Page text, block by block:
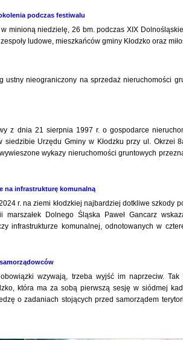
podczas festiwalu
w minioną niedzielę, 26 bm. podczas XIX
ludowe, mieszkańców gminy Kłodzko oraz
ustny nieograniczony na sprzedaż nieruchomości
z dnia 21 sierpnia 1997 r. o gospodarce
siedzibie Urzędu Gminy w Kłodzku przy ul. Okrzei
wykazy nieruchomości gruntowych
na infrastrukturę komunalną
r. na ziemi kłodzkiej najbardziej dotkliwe szkody
marszałek Dolnego Śląska Paweł Gancarz
infrastrukturze komunalnej, odnotowanych w
wzywają, trzeba wyjść im naprzeciw.
która ma za sobą pierwszą sesję w siódmej
o zadaniach stojących przed samorządem